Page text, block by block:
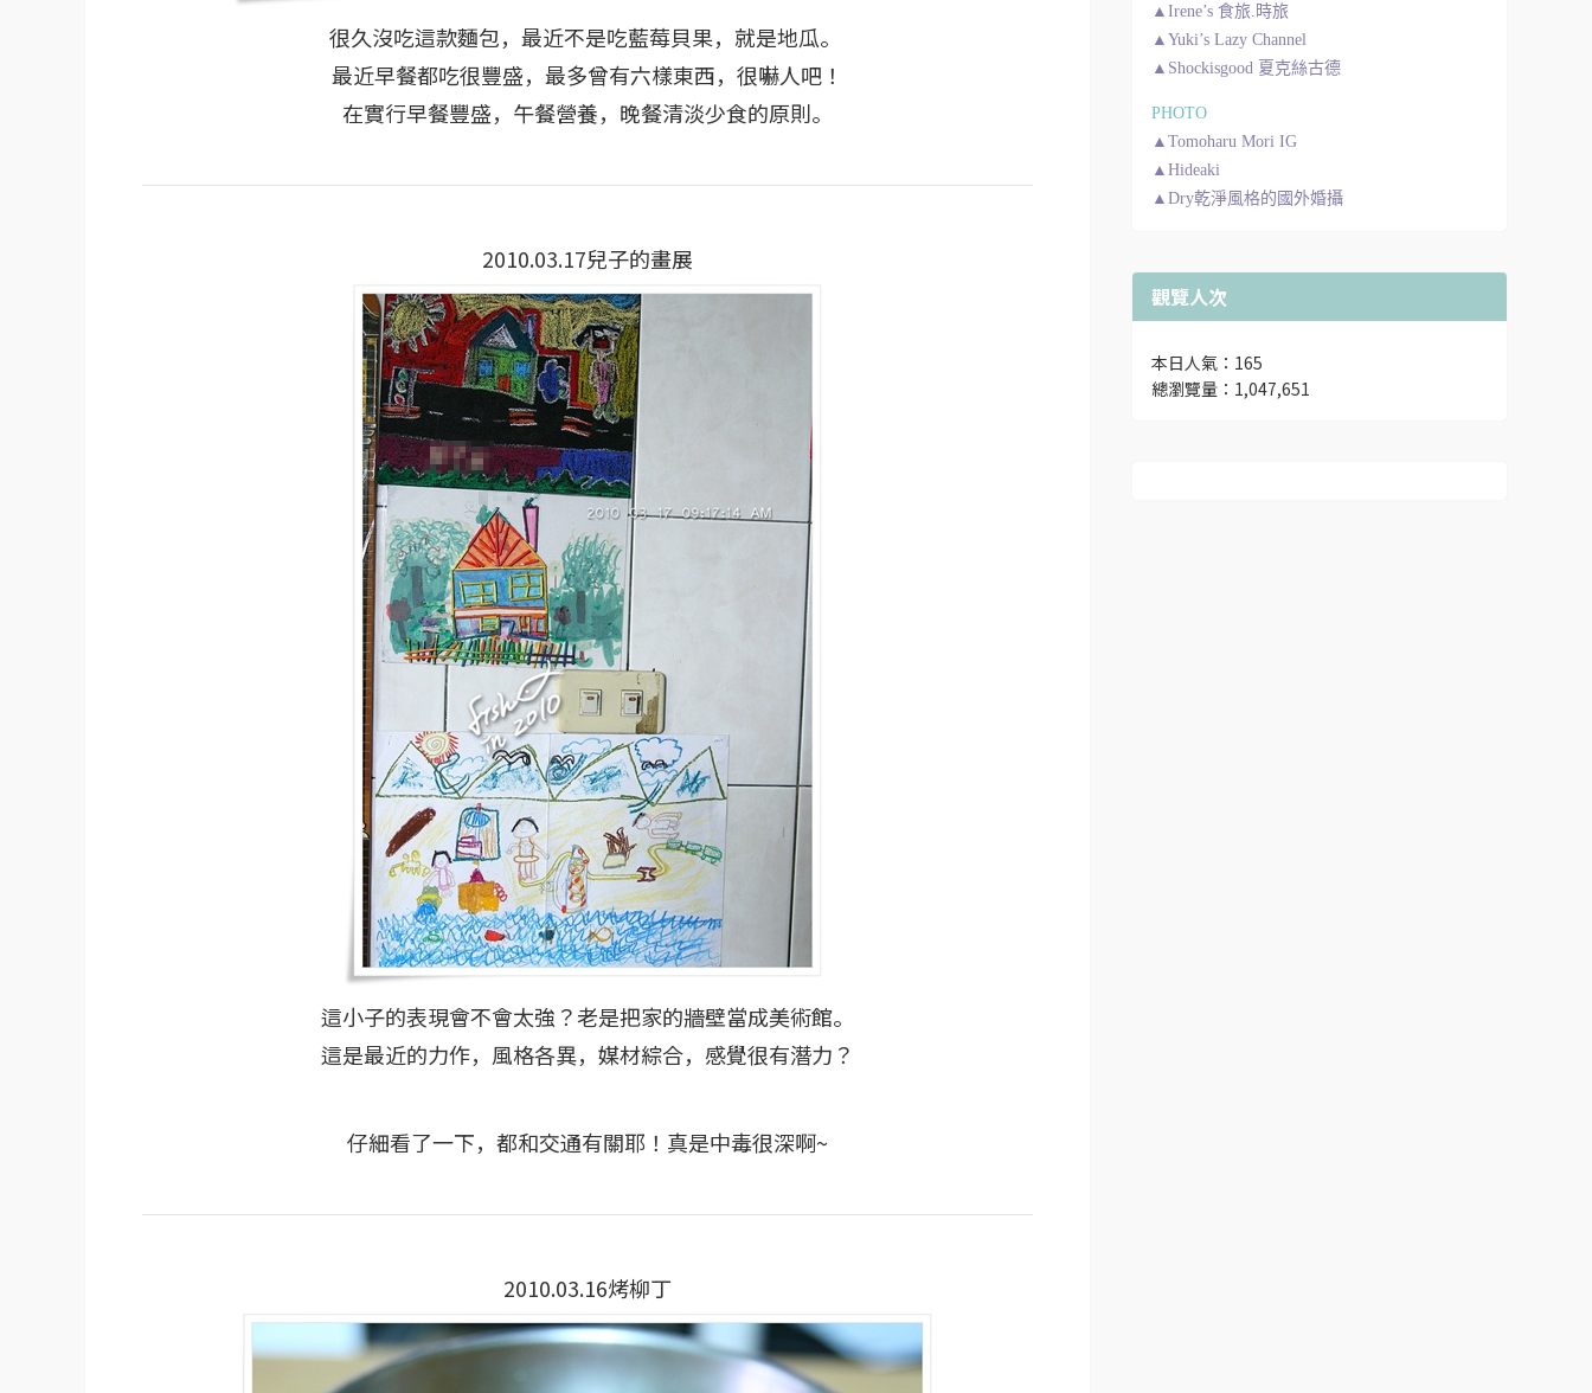
很久沒吃這款麵包，最近不是吃藍莓貝果，就是地瓜。
最近早餐都吃很豐盛，最多曾有六樣東西，很嚇人吧！
在實行早餐豐盛，午餐營養，晚餐清淡少食的原則。
2010.03.17兒子的畫展
這小子的表現會不會太強？老是把家的牆壁當成美術館。
這是最近的力作，風格各異，媒材綜合，感覺很有潛力？
仔細看了一下，都和交通有關耶！真是中毒很深啊~
2010.03.16烤柳丁
▲Irene’s 食旅.時旅
▲Yuki’s Lazy Channel
▲Shockisgood 夏克絲古德
PHOTO
▲Tomoharu Mori IG
▲Hideaki
▲Dry乾淨風格的國外婚攝
觀覽人次
本日人氣：165
總瀏覽量：1,047,651